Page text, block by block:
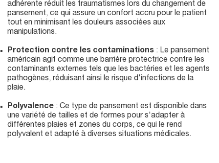
adhérente réduit les traumatismes lors du changement de
pansement, ce qui assure un confort accru pour le patient
tout en minimisant les douleurs associées aux
manipulations.
Protection contre les contaminations : Le pansement
américain agit comme une barrière protectrice contre les
contaminants externes tels que les bactéries et les agents
pathogènes, réduisant ainsi le risque d'infections de la
plaie.
Polyvalence : Ce type de pansement est disponible dans
une variété de tailles et de formes pour s'adapter à
différentes plaies et zones du corps, ce qui le rend
polyvalent et adapté à diverses situations médicales.